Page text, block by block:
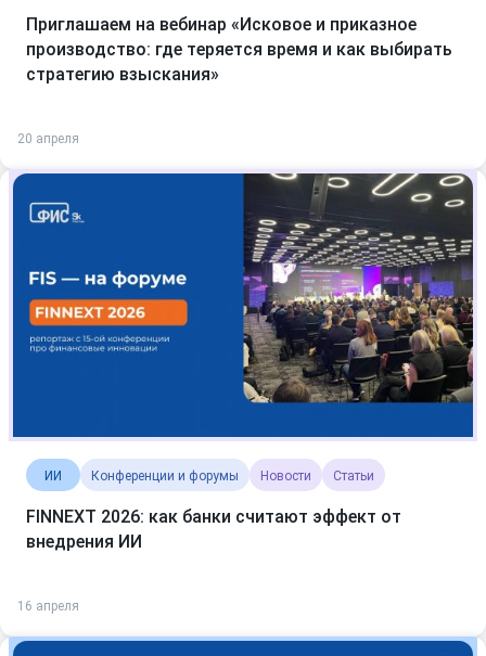
Приглашаем на вебинар «Исковое и приказное
производство: где теряется время и как выбирать
стратегию взыскания»
20 апреля
ИИ Конференции и форумы Новости Статьи
FINNEXT 2026: как банки считают эффект от
внедрения ИИ
16 апреля